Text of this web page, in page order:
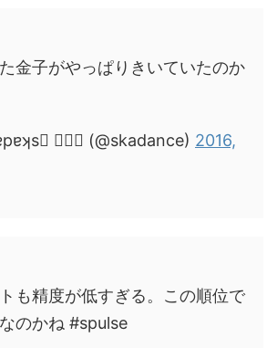
金子がやっぱりきいていたのか
❀❀❀ (@skadance) 2016,
も精度が低すぎる。この順位で
のかね #spulse